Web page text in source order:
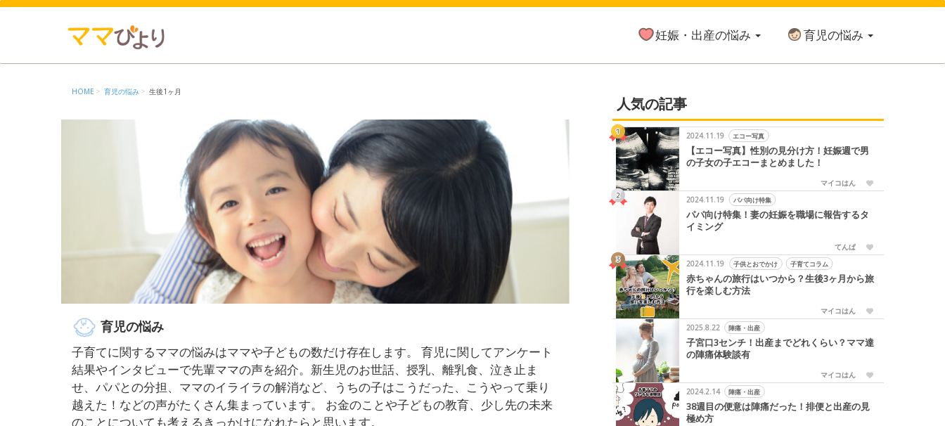
妊娠・出産の悩み 育児の悩み
HOME 育児の悩み 生後1ヶ月
育児の悩み
子育てに関するママの悩みはママや子どもの数だけ存在します。 育児に関してアンケート
結果やインタビューで先輩ママの声を紹介。新生児のお世話、授乳、離乳食、泣き止ま
せ、パパとの分担、ママのイライラの解消など、うちの子はこうだった、こうやって乗り
越えた！などの声がたくさん集まっています。 お金のことや子どもの教育、少し先の未来
のことについても考えるきっかけになれたらと思います。
人気の記事
2024.11.19 エコー写真
【エコー写真】性別の見分け方！妊娠週で男
の子女の子エコーまとめました！
マイコはん
2024.11.19
パパ向け特集
パパ向け特集！妻の妊娠を職場に報告するタ
イミング
てんぱ
2024.11.19
子供とおでかけ 子育てコラム
赤ちゃんの旅行はいつから？生後3ヶ月から旅
行を楽しむ方法
マイコはん
2025.8.22
陣痛・出産
子宮口3センチ！出産までどれくらい？ママ達
の陣痛体験談有
マイコはん
2024.2.14
陣痛・出産
38週目の便意は陣痛だった！排便と出産の見
極め方